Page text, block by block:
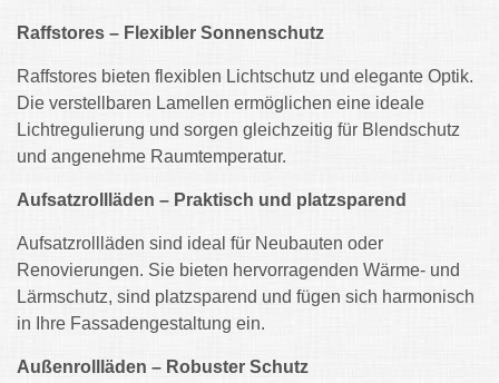
Raffstores – Flexibler Sonnenschutz
Raffstores bieten flexiblen Lichtschutz und elegante Optik.
Die verstellbaren Lamellen ermöglichen eine ideale
Lichtregulierung und sorgen gleichzeitig für Blendschutz
und angenehme Raumtemperatur.
Aufsatzrollläden – Praktisch und platzsparend
Aufsatzrollläden sind ideal für Neubauten oder
Renovierungen. Sie bieten hervorragenden Wärme- und
Lärmschutz, sind platzsparend und fügen sich harmonisch
in Ihre Fassadengestaltung ein.
Außenrollläden – Robuster Schutz